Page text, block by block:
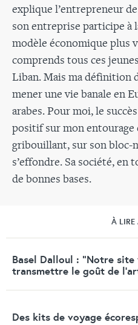
explique l’entrepreneur
son entreprise participe à
modèle économique plus
comprends tous ces
Liban. Mais ma définition
mener une vie banale en
arabes. Pour moi, le
positif sur mon entourage
gribouillant, sur son bloc-
s’effondre. Sa société, en
de bonnes bases.
À LIRE
Basel Dalloul : "Notre site
transmettre le goût de
Des kits de voyage